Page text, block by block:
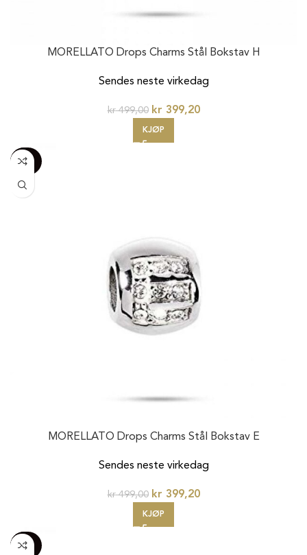
MORELLATO Drops Charms Stål Bokstav H
Sendes neste virkedag
kr499,00 kr 399,20
KJØP
-100%
20%
MORELLATO Drops Charms Stål Bokstav E
Sendes neste virkedag
kr499,00 kr 399,20
KJØP
-100%
20%